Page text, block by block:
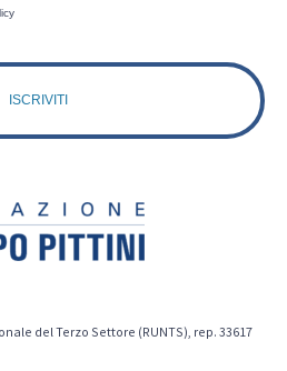
del Terzo Settore (RUNTS), rep. 33617